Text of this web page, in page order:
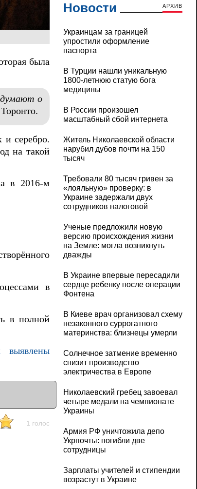
была
думают о
и серебро.
на такой
в 2016‑м
в
в полной
выявлены
1 голос
Новости АРХИВ
Украинцам за границей
упростили оформление
паспорта
В Турции нашли уникальную
1800-летнюю статую бога
медицины
В России произошел
масштабный сбой интернета
Житель Николаевской области
нарубил дубов почти на 150
тысяч
Требовали 80 тысяч гривен за
«лояльную» проверку: в
Украине задержали двух
сотрудников налоговой
Ученые предложили новую
версию происхождения жизни
на Земле: могла возникнуть
дважды
В Украине впервые пересадили
сердце ребенку после операции
Фонтена
В Киеве врач организовал схему
незаконного суррогатного
материнства: близнецы умерли
Солнечное затмение временно
снизит производство
электричества в Европе
Николаевский гребец завоевал
четыре медали на чемпионате
Украины
Армия РФ уничтожила депо
Укрпочты: погибли две
сотрудницы
Зарплаты учителей и стипендии
возрастут в Украине